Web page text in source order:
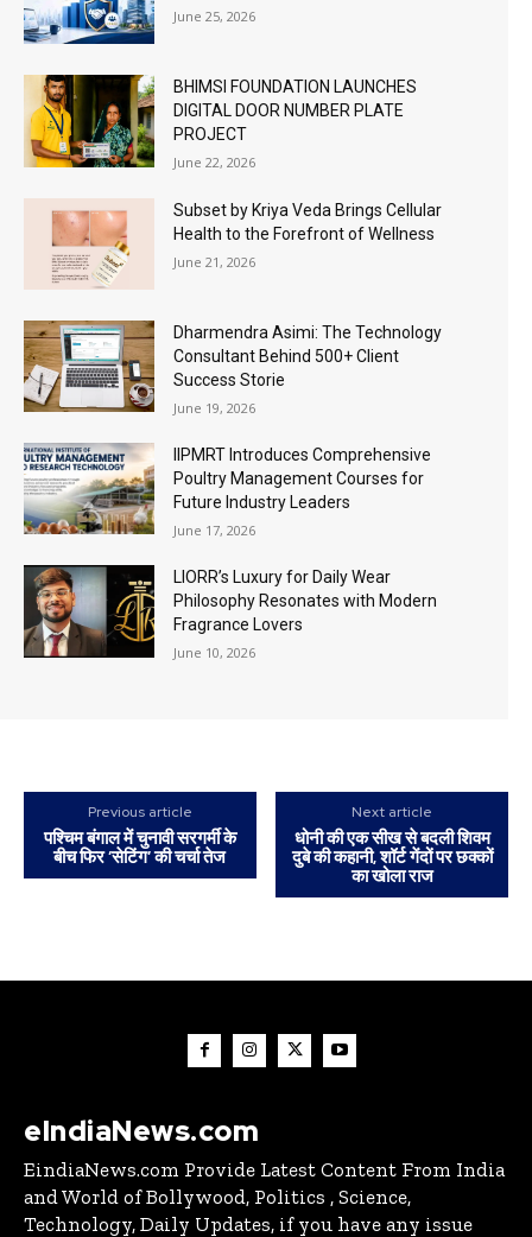
June 25, 2026
BHIMSI FOUNDATION LAUNCHES
DIGITAL DOOR NUMBER PLATE
PROJECT
June 22, 2026
Subset by Kriya Veda Brings Cellular
Health to the Forefront of Wellness
June 21, 2026
Dharmendra Asimi: The Technology
Consultant Behind 500+ Client
Success Storie
June 19, 2026
IIPMRT Introduces Comprehensive
Poultry Management Courses for
Future Industry Leaders
June 17, 2026
LIORR’s Luxury for Daily Wear
Philosophy Resonates with Modern
Fragrance Lovers
June 10, 2026
Previous article
पश्चिम बंगाल में चुनावी सरगर्मी के
बीच फिर ‘सेटिंग’ की चर्चा तेज
Next article
धोनी की एक सीख से बदली शिवम
दुबे की कहानी, शॉर्ट गेंदों पर छक्कों
का खोला राज
eIndiaNews.com
EindiaNews.com Provide Latest Content From India
and World of Bollywood, Politics , Science,
Technology, Daily Updates, if you have any issue